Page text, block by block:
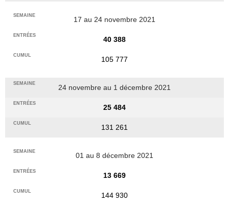
17 au 24 novembre 2021
40 388
105 777
24 novembre au 1 décembre 2021
25 484
131 261
01 au 8 décembre 2021
13 669
144 930